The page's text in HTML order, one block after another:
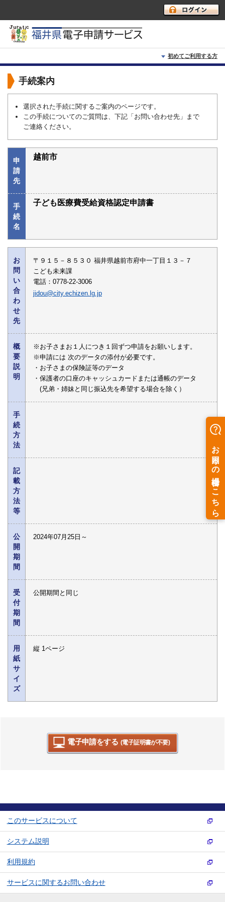
初めてご利用する方
初めて利用する方へ
利用上の注意
よくあるご質問
手続案内
選択された手続に関するご案内のページです。
この手続についてのご質問は、下記「お問い合わせ先」まで
ご連絡ください。
申
請
先
越前市
手
続
名
子ども医療費受給資格認定申請書
お
問
い
合
わ
せ
先
〒９１５－８５３０ 福井県越前市府中一丁目１３－７
こども未来課
電話：0778-22-3006
jidou@city.echizen.lg.jp
概
要
説
明
※お子さまお１人につき１回ずつ申請をお願いします。
※申請には 次のデータの添付が必要です。
・お子さまの保険証等のデータ
・保護者の口座のキャッシュカードまたは通帳のデータ
(兄弟・姉妹と同じ振込先を希望する場合を除く）
手
続
方
法
記
載
方
法
等
公
開
期
間
2024年07月25日～
受
付
期
間
公開期間と同じ
用
紙
サ
イ
ズ
縦 1ページ
電子申請をする (電子証明書が不要)
このサービスについて
システム説明
利用規約
サービスに関するお問い合わせ